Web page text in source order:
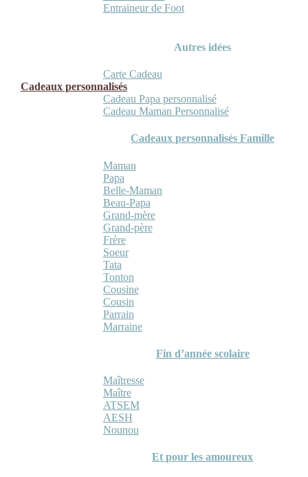
Entraineur de Foot
Autres idées
Carte Cadeau
Cadeaux personnalisés
Cadeau Papa personnalisé
Cadeau Maman Personnalisé
Cadeaux personnalisés Famille
Maman
Papa
Belle-Maman
Beau-Papa
Grand-mère
Grand-père
Frère
Soeur
Tata
Tonton
Cousine
Cousin
Parrain
Marraine
Fin d’année scolaire
Maîtresse
Maître
ATSEM
AESH
Nounou
Et pour les amoureux